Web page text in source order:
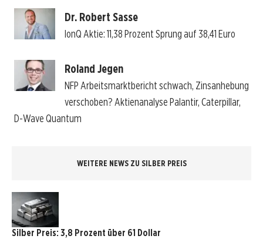
Dr. Robert Sasse
IonQ Aktie: 11,38 Prozent Sprung auf 38,41 Euro
Roland Jegen
NFP Arbeitsmarktbericht schwach, Zinsanhebung
verschoben? Aktienanalyse Palantir, Caterpillar,
D-Wave Quantum
WEITERE NEWS ZU SILBER PREIS
Silber Preis: 3,8 Prozent über 61 Dollar